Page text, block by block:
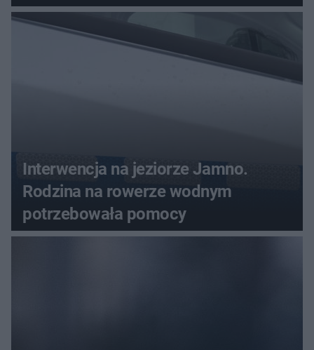
Interwencja na jeziorze Jamno.
Rodzina na rowerze wodnym
potrzebowała pomocy